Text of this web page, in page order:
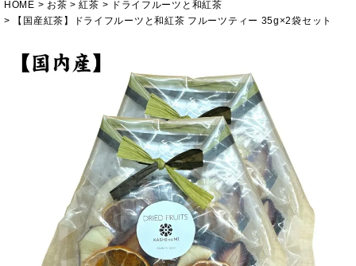
HOME お茶 紅茶
ドライフルーツと和紅茶
【国産紅茶】ドライフルーツと和紅茶 フルーツティー 35g×2袋セット